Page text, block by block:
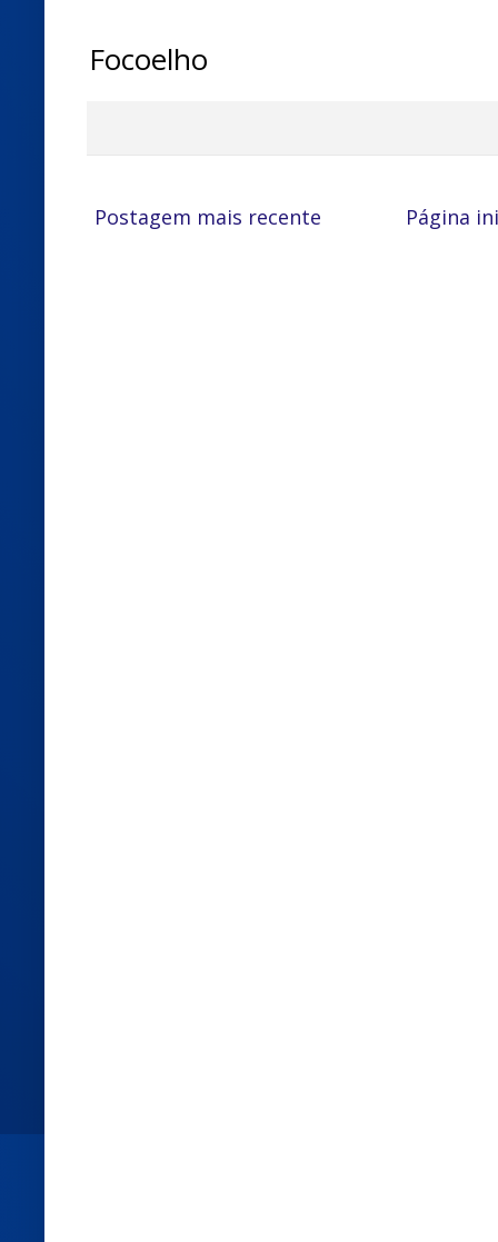
Focoelho
Postagem mais recente Página